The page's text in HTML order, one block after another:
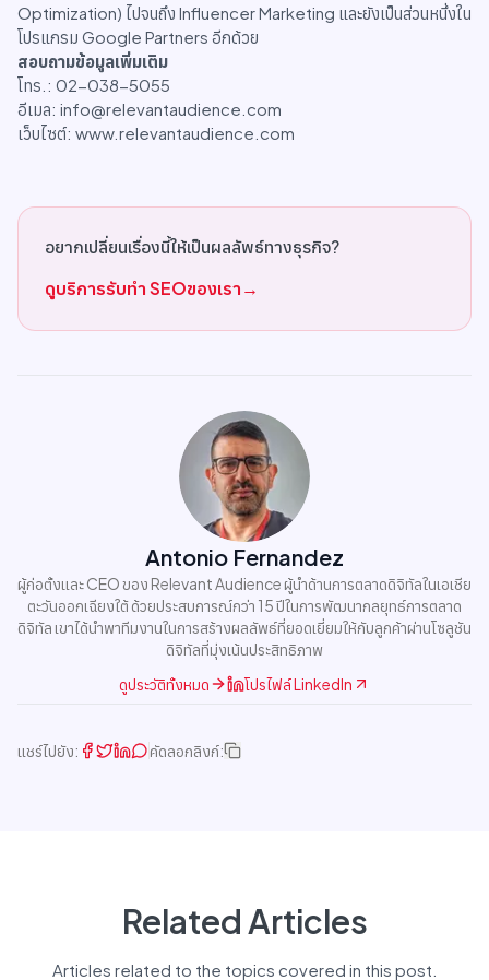
Optimization) ไปจนถึง Influencer Marketing และยังเป็นส่วนหนึ่งใน
โปรแกรม Google Partners อีกด้วย
สอบถามข้อมูลเพิ่มเติม
โทร.: 02-038-5055
อีเมล: info@relevantaudience.com
เว็บไซต์: www.relevantaudience.com
อยากเปลี่ยนเรื่องนี้ให้เป็นผลลัพธ์ทางธุรกิจ?
ดูบริการรับทำ SEOของเรา→
Antonio Fernandez
ผู้ก่อตั้งและ CEO ของ Relevant Audience ผู้นำด้านการตลาดดิจิทัลในเอเชีย
ตะวันออกเฉียงใต้ ด้วยประสบการณ์กว่า 15 ปีในการพัฒนากลยุทธ์การตลาด
ดิจิทัล เขาได้นำพาทีมงานในการสร้างผลลัพธ์ที่ยอดเยี่ยมให้กับลูกค้าผ่านโซลูชัน
ดิจิทัลที่มุ่งเน้นประสิทธิภาพ
ดูประวัติทั้งหมด
โปรไฟล์ LinkedIn
แชร์ไปยัง: คัดลอกลิงก์:
Related Articles
Articles related to the topics covered in this post.